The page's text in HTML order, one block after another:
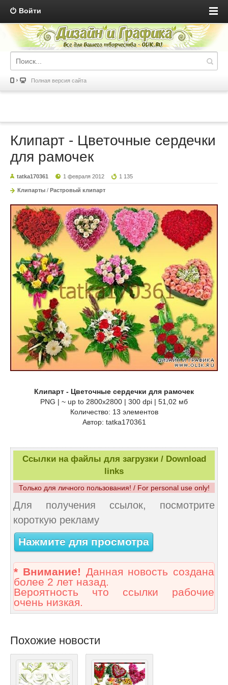
Войти
Полная версия сайта
Клипарт - Цветочные сердечки
для рамочек
tatka170361 1 февраля 2012 1 135
Клипарты / Растровый клипарт
Клипарт - Цветочные сердечки для рамочек
PNG | ~ up to 2800x2800 | 300 dpi | 51,02 мб
Количество: 13 элементов
Автор: tatka170361
Ссылки на файлы для загрузки / Download
links
Только для личного пользования! / For personal use only!
Для получения ссылок, посмотрите
короткую рекламу
Нажмите для просмотра
* Внимание! Данная новость создана
более 2 лет назад.
Вероятность что ссылки рабочие
очень низкая.
Похожие новости